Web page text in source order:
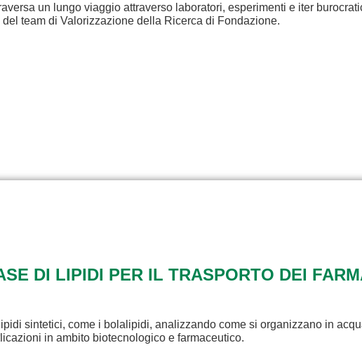
un lungo viaggio attraverso laboratori, esperimenti e iter
team di Valorizzazione della Ricerca di Fondazione.
DI LIPIDI PER IL TRASPORTO DEI
sintetici, come i bolalipidi, analizzando come si organizzano in
in ambito biotecnologico e farmaceutico.